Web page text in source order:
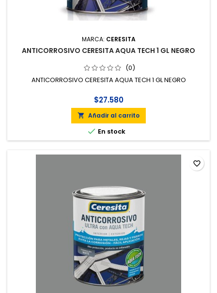
MARCA: CERESITA
ANTICORROSIVO CERESITA AQUA TECH 1 GL NEGRO
(0)
ANTICORROSIVO CERESITA AQUA TECH 1 GL NEGRO
$27.580
 Añadir al carrito
 En stock
favorite_border